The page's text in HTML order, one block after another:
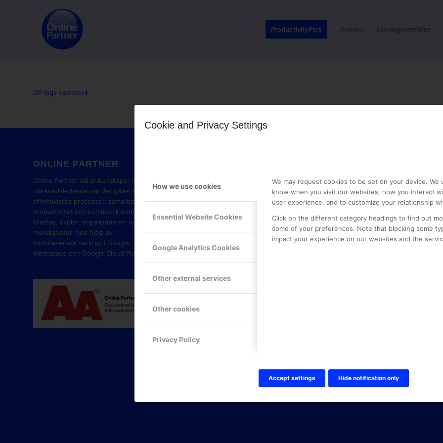
Cookie and Privacy Settings
How we use cookies
Essential Website Cookies
Google Analytics Cookies
Other external services
Other cookies
Privacy Policy
We may request cookies to be set on your device. We
know when you visit our websites, how you interact
user experience, and to customize your relationship
Click on the different category headings to find out
some of your preferences. Note that blocking some
impact your experience on our websites and the
Accept settings Hide notification only
ProductivityPlus Kunder Lösningsområden
OP logs sponsor4
ONLINE PARTNER
Online Partner AB är kunskaps- och
marknadsledande när det gäller att
effektivisera processer, samarbete,
produktivitet och kommunikation i
företag, skolor, organisationer och
myndigheter med hjälp av
molnbaserade verktyg i Google
Workspace och Google Cloud Platform.
ONLINE PARTNER AB
Mejerivägen 3
117 61 Stockholm
Tel: 08-42 00 04 00
Hitta hit